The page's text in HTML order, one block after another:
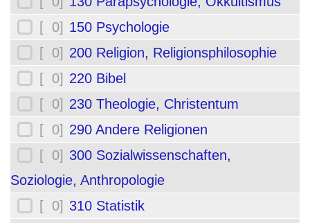
[ 0] 150 Psychologie
[ 0] 200 Religion, Religionsphilosophie
[ 0] 220 Bibel
[ 0] 230 Theologie, Christentum
[ 0] 290 Andere Religionen
[ 0] 300 Sozialwissenschaften,
Soziologie, Anthropologie
[ 0] 310 Statistik